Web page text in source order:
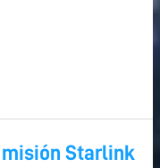
misión Starlink